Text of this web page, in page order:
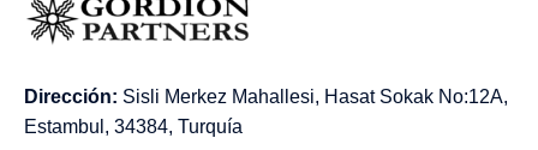
Dirección: Sisli Merkez Mahallesi, Hasat Sokak No:12A,
Estambul, 34384, Turquía